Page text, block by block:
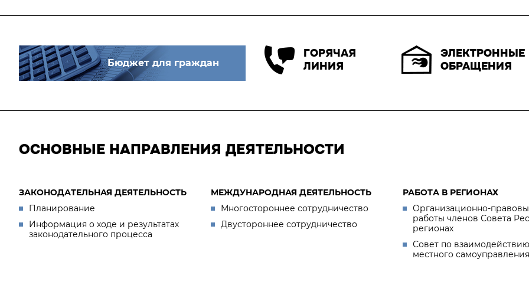
Бюджет для граждан
ГОРЯЧАЯ
ЛИНИЯ
ЭЛЕКТРОННЫЕ
ОБРАЩЕНИЯ
ОСНОВНЫЕ НАПРАВЛЕНИЯ ДЕЯТЕЛЬНОСТИ
ЗАКОНОДАТЕЛЬНАЯ ДЕЯТЕЛЬНОСТЬ
Планирование
Информация о ходе и результатах
законодательного процесса
МЕЖДУНАРОДНАЯ ДЕЯТЕЛЬНОСТЬ
Многостороннее сотрудничество
Двустороннее сотрудничество
РАБОТА В РЕГИОНАХ
Организационно-
работы членов Совета
регионах
Совет по
местного самоуправления